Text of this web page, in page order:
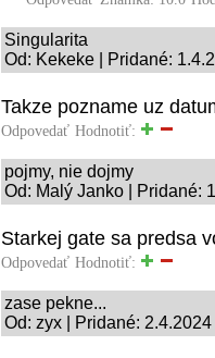
Singularita
Od: Kekeke | Pridané:
Takze pozname uz
Odpovedať Hodnotiť:
pojmy, nie dojmy
Od: Malý Janko | Pridané:
Starkej gate sa predsa
Odpovedať Hodnotiť:
zase pekne...
Od: zyx | Pridané: